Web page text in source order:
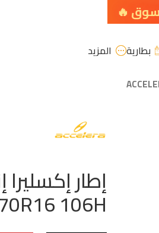
بطارية المزيد
106H